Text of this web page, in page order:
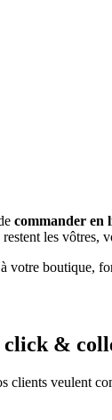
commander en
les vôtres,
votre boutique,
click &
clients veulent